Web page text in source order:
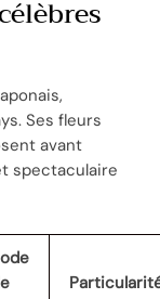
Ses fleurs
avant
spectaculaire